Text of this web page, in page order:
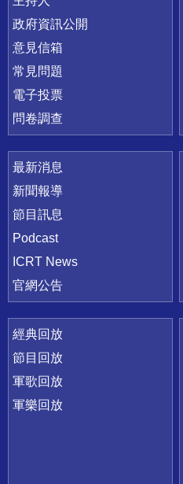
政府資訊公開
意見信箱
常見問題
電子投票
問卷調查
最新消息
新聞報導
節目訊息
Podcast
ICRT News
官網公告
經典回放
節目回放
軍歌回放
軍樂回放